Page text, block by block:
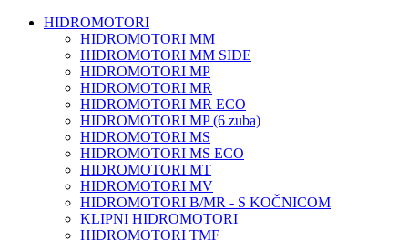
HIDROMOTORI
HIDROMOTORI MM
HIDROMOTORI MM SIDE
HIDROMOTORI MP
HIDROMOTORI MR
HIDROMOTORI MR ECO
HIDROMOTORI MP (6 zuba)
HIDROMOTORI MS
HIDROMOTORI MS ECO
HIDROMOTORI MT
HIDROMOTORI MV
HIDROMOTORI B/MR - S KOČNICOM
KLIPNI HIDROMOTORI
HIDROMOTORI TMF